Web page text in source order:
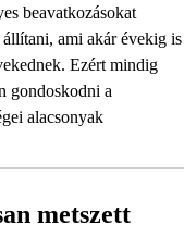
beavatkozásokat
ami akár évekig is
Ezért mindig
gondoskodni a
alacsonyak
metszett